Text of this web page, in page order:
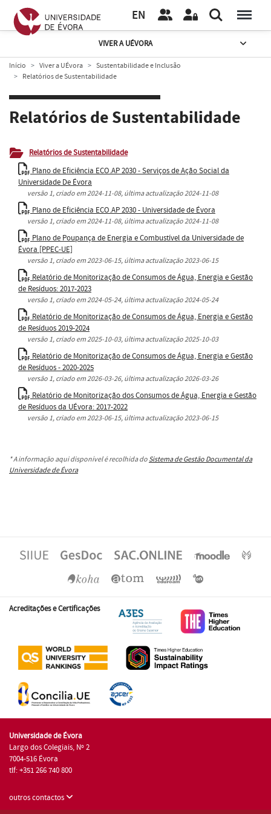
EN
VIVER A UÉVORA
Início Viver a UÉvora
Sustentabilidade e Inclusão
Relatórios de Sustentabilidade
Relatórios de Sustentabilidade
Relatórios de Sustentabilidade
Plano de Eficiência ECO.AP 2030 - Serviços de Ação Social da
Universidade De Évora
versão 1, criado em2024-11-08, última actualização2024-11-08
Plano de Eficiência ECO.AP 2030 - Universidade de Évora
versão 1, criado em2024-11-08, última actualização2024-11-08
Plano de Poupança de Energia e Combustível da Universidade de
Évora [PPEC-UE]
versão 1, criado em2023-06-15, última actualização2023-06-15
Relatório de Monitorização de Consumos de Água, Energia e Gestão
de Resíduos: 2017-2023
versão 1, criado em2024-05-24, última actualização2024-05-24
Relatório de Monitorização de Consumos de Água, Energia e Gestão
de Resíduos 2019-2024
versão 1, criado em2025-10-03, última actualização2025-10-03
Relatório de Monitorização de Consumos de Água, Energia e Gestão
de Resíduos - 2020-2025
versão 1, criado em2026-03-26, última actualização2026-03-26
Relatório de Monitorização dos Consumos de Água, Energia e Gestão
de Resíduos da UÉvora: 2017-2022
versão 1, criado em2023-06-15, última actualização2023-06-15
* A informação aqui disponível é recolhida do Sistema de Gestão Documental da
Universidade de Évora
Acreditações e Certificações
Universidade de Évora
Largo dos Colegiais, Nº 2
7004-516 Évora
tlf: +351 266 740 800
outros contactos